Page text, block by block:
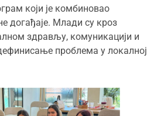
који је комбиновао
догађаје. Млади су кроз
здрављу, комуникацији и
проблема у локалној